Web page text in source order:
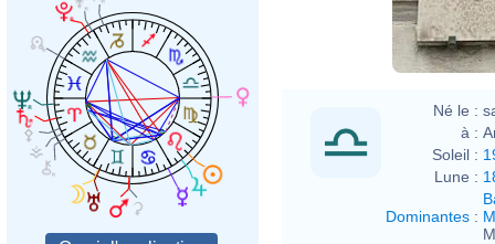
Né le :
à :
Soleil :
Lune :
Dominantes :